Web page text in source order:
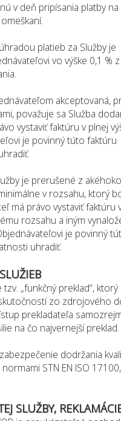
v deň pripísania platby
platieb za Služby je
vo výške 0,1 %
akceptovaná,
považuje sa Služba
vystaviť faktúru v plnej
je povinný túto faktúru
je prerušené z
v rozsahu, ktorý
má právo vystaviť faktúru
rozsahu a iným
je povinný
uhradiť.
„funkčný preklad“, ktorý
zo zdrojového
prekladateľa
na čo najvernejší preklad.
dodržania
STN EN ISO
SLUŽBY,